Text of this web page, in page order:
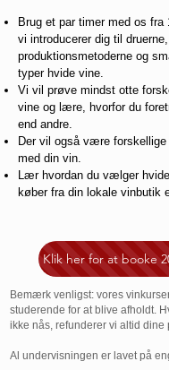
Brug et par timer med os fra
vi introducerer dig til druerne,
produktionsmetoderne og
typer hvide vine.
Vi vil prøve mindst otte
vine og lære, hvorfor du
end andre.
Der vil også være
med din vin.
Lær hvordan du vælger
køber fra din lokale vinbutik
Klik her for at booke
Bemærk venligst: vores
studerende for at blive afholdt.
ikke nås, refunderer vi altid dine
Al undervisningen er lavet på